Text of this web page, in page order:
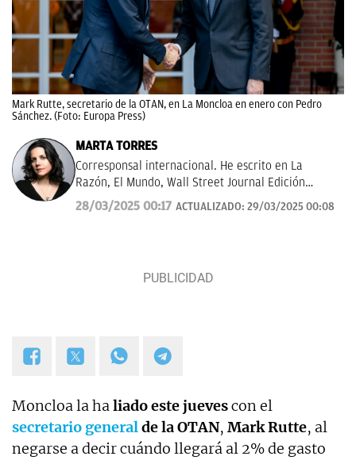
Mark Rutte, secretario de la OTAN, en La Moncloa en enero con Pedro
Sánchez. (Foto: Europa Press)
MARTA TORRES
Corresponsal internacional. He escrito en La
Razón, El Mundo, Wall Street Journal Edición
Américas.
28/03/2025 00:17 ACTUALIZADO: 29/03/2025 00:08
Moncloa la haliado este juevescon el
secretario generalde la OTAN, Mark Rutte, al
negarse a decir cuándo llegará al 2% de gasto